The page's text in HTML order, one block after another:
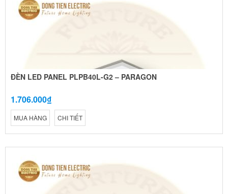
ĐÈN LED PANEL PLPB40L-G2 – PARAGON
1.706.000₫
MUA HÀNG CHI TIẾT